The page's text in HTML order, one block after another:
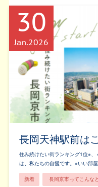
長岡天神駅前は
住み続けたい街ランキング1位※
は、私たちの自慢です。※いい部
30
Jan 2026
新着 長岡京市ってこんな